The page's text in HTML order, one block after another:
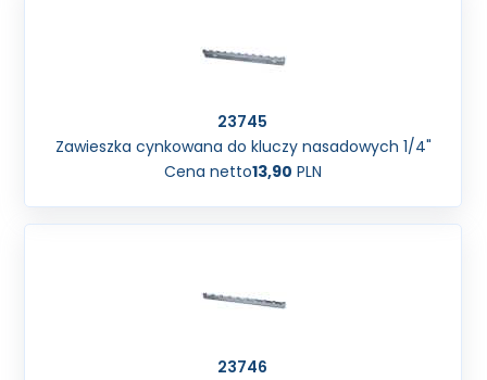
23745
Zawieszka cynkowana do kluczy nasadowych 1/4"
Cena netto13,90 PLN
23746